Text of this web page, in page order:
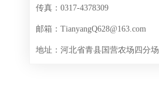
传真：0317-4378309
邮箱：TianyangQ628@163.com
地址：河北省青县国营农场四分场